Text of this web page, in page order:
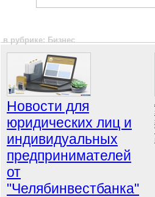
в рубрике: Бизнес
Новости для
юридических лиц и
индивидуальных
предпринимателей
от
"Челябинвестбанка"